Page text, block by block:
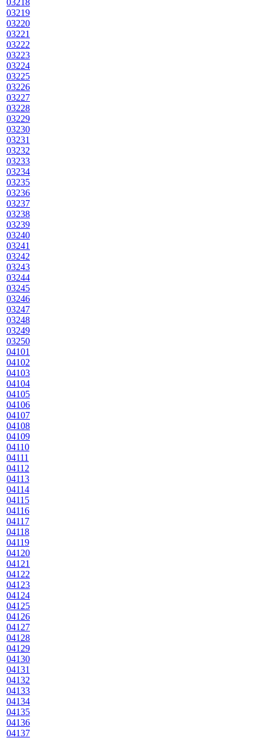
03218
03219
03220
03221
03222
03223
03224
03225
03226
03227
03228
03229
03230
03231
03232
03233
03234
03235
03236
03237
03238
03239
03240
03241
03242
03243
03244
03245
03246
03247
03248
03249
03250
04101
04102
04103
04104
04105
04106
04107
04108
04109
04110
04111
04112
04113
04114
04115
04116
04117
04118
04119
04120
04121
04122
04123
04124
04125
04126
04127
04128
04129
04130
04131
04132
04133
04134
04135
04136
04137